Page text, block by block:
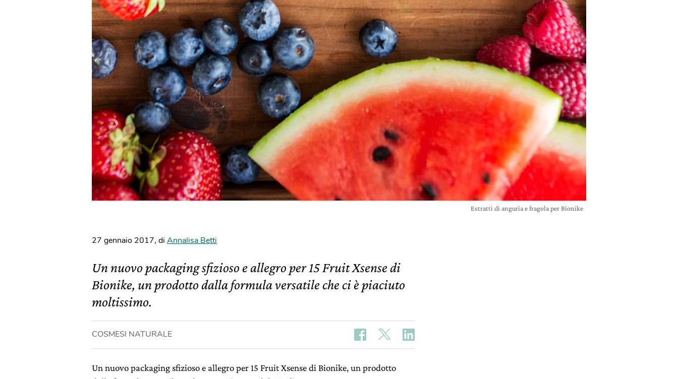
Estratti di anguria e fragola per Bionike
27 gennaio 2017, di Annalisa Betti
Un nuovo packaging sfizioso e allegro per 15 Fruit Xsense di
Bionike, un prodotto dalla formula versatile che ci è piaciuto
moltissimo.
COSMESI NATURALE
Un nuovo packaging sfizioso e allegro per 15 Fruit Xsense di Bionike, un prodotto